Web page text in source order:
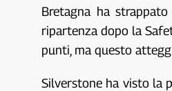
Bretagna ha
ripartenza dopo la
punti, ma questo
Silverstone ha visto la